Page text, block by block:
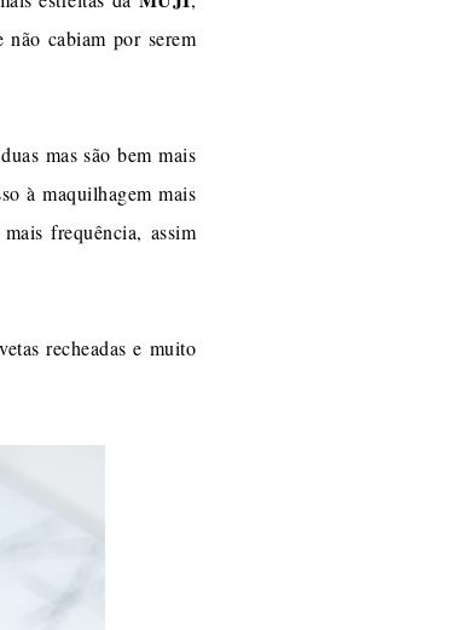
não cabiam por serem
mas são bem mais
à maquilhagem mais
frequência, assim
recheadas e muito